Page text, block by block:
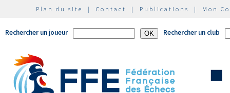
Plan du site | Contact | Publications | Mon
Rechercher un joueur Rechercher un club